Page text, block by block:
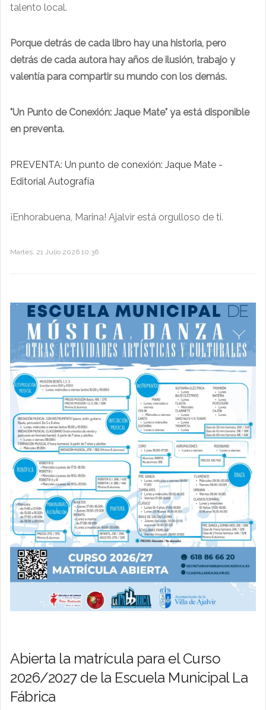
talento local.
Porque detrás de cada libro hay una historia, pero
detrás de cada autora hay años de ilusión, trabajo y
valentía para compartir su mundo con los demás.
"Un Punto de Conexión: Jaque Mate" ya está disponible
en preventa.
PREVENTA: Un punto de conexión: Jaque Mate -
Editorial Autografía
¡Enhorabuena, Marina! Ajalvir está orgulloso de ti.
Martes, 21 Julio 2026 10:36
Abierta la matrícula para el Curso
2026/2027 de la Escuela Municipal La
Fábrica